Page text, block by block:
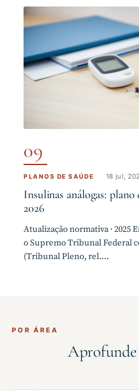
09
PLANOS DE SAÚDE · 18 jul,
Insulinas análogas: plano
2026
Atualização normativa · 2025
o Supremo Tribunal Federal
(Tribunal Pleno, rel.…
POR ÁREA